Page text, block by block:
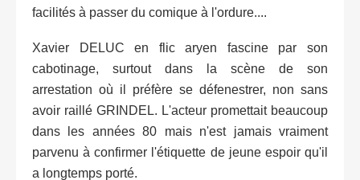
facilités à passer du comique à l'ordure....
Xavier DELUC en flic aryen fascine par son
cabotinage, surtout dans la scène de son
arrestation où il préfère se défenestrer, non sans
avoir raillé GRINDEL. L'acteur promettait beaucoup
dans les années 80 mais n'est jamais vraiment
parvenu à confirmer l'étiquette de jeune espoir qu'il
a longtemps porté.